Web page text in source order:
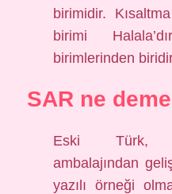
birimidir.
birimi
birimlerinden
SAR ne
Eski Türk,
ambalajından
yazılı örneği